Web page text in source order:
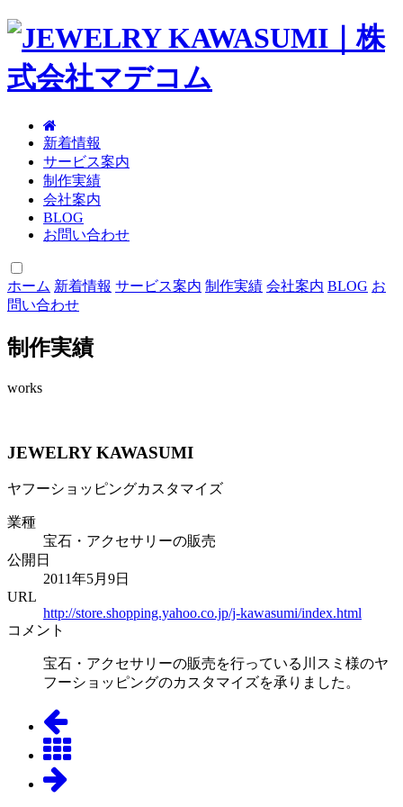
新着情報
サービス案内
制作実績
会社案内
BLOG
お問い合わせ
ホーム 新着情報 サービス案内 制作実績 会社案内 BLOG お
問い合わせ
制作実績
works
JEWELRY KAWASUMI
ヤフーショッピングカスタマイズ
業種
宝石・アクセサリーの販売
公開日
2011年5月9日
URL
http://store.shopping.yahoo.co.jp/j-kawasumi/index.html
コメント
宝石・アクセサリーの販売を行っている川スミ様のヤ
フーショッピングのカスタマイズを承りました。